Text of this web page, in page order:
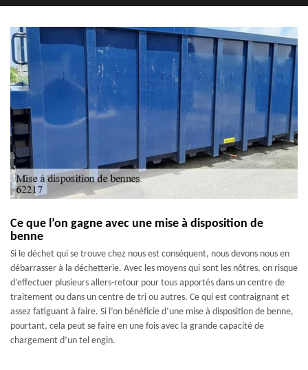
Ce que l’on gagne avec une mise à disposition de
benne
Si le déchet qui se trouve chez nous est conséquent, nous devons nous en
débarrasser à la déchetterie. Avec les moyens qui sont les nôtres, on risque
d’effectuer plusieurs allers-retour pour tous apportés dans un centre de
traitement ou dans un centre de tri ou autres. Ce qui est contraignant et
assez fatiguant à faire. Si l’on bénéficie d’une mise à disposition de benne,
pourtant, cela peut se faire en une fois avec la grande capacité de
chargement d’un tel engin.